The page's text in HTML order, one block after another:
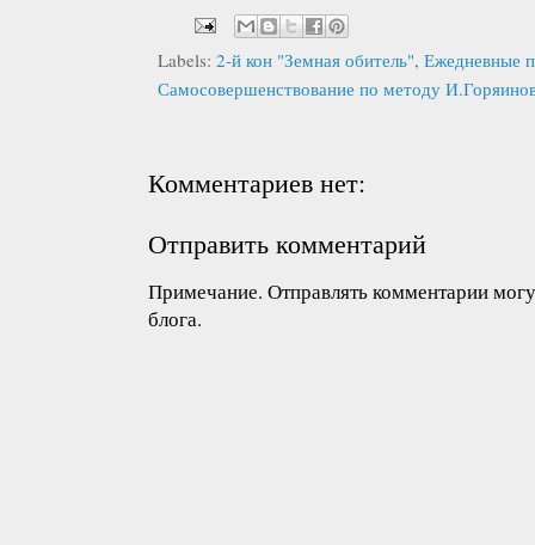
Labels: 2-й кон "Земная обитель", Ежедневные
Самосовершенствование по методу
Комментариев нет:
Отправить комментарий
Примечание. Отправлять комментарии
блога.